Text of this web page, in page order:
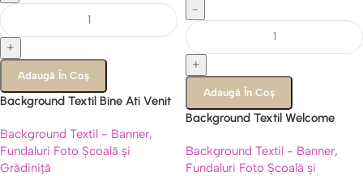
+
Adaugă În Coș
Background Textil Bine Ati Venit
Creativitatii, Cod 726B
Background Textil - Banner,
Fundaluri Foto Școală și
Grădiniță
-
+
Adaugă În Coș
Background Textil Welcome
Clasa Vesela, Cod 735B
Background Textil - Banner,
Fundaluri Foto Școală și